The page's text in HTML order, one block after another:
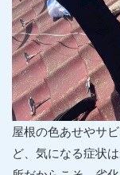
屋根の色あせやサ
ど、気になる症状